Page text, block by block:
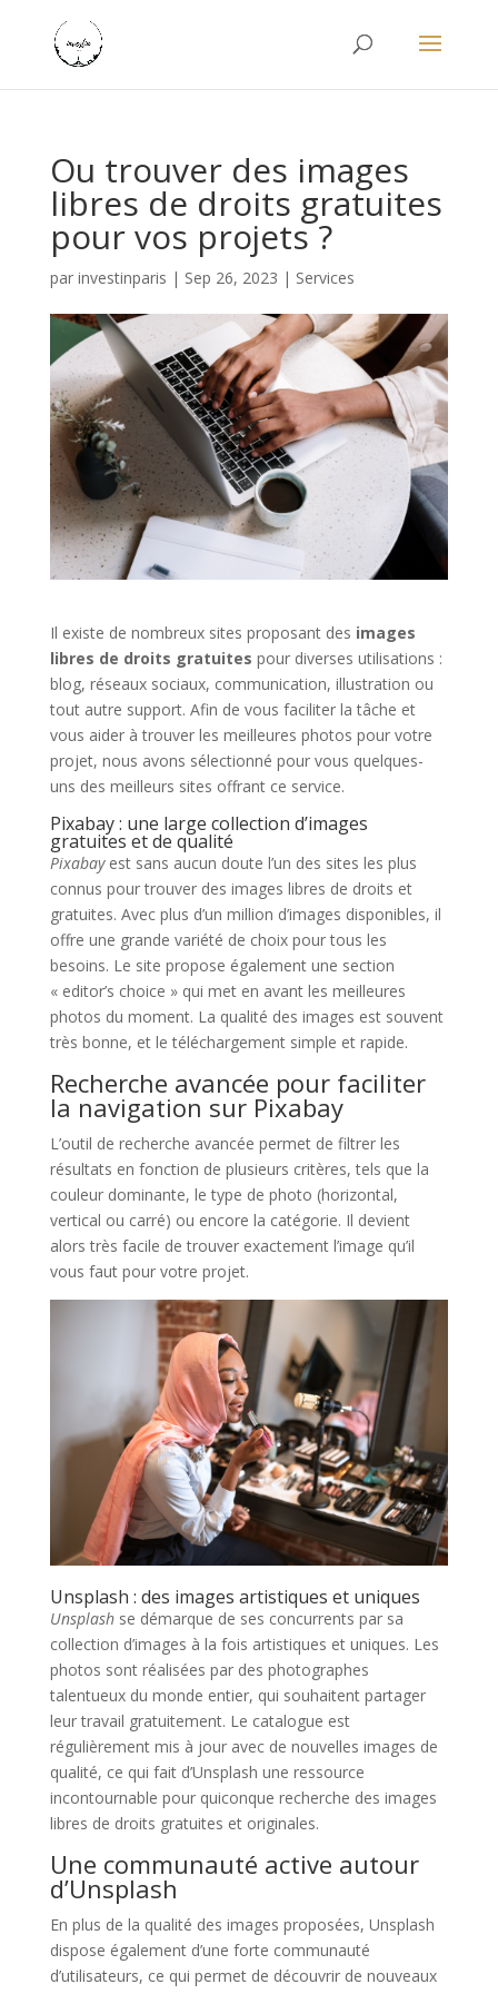
Ou trouver des images
libres de droits gratuites
pour vos projets ?
par investinparis | Sep 26, 2023 | Services
Il existe de nombreux sites proposant des images
libres de droits gratuites pour diverses utilisations :
blog, réseaux sociaux, communication, illustration ou
tout autre support. Afin de vous faciliter la tâche et
vous aider à trouver les meilleures photos pour votre
projet, nous avons sélectionné pour vous quelques-
uns des meilleurs sites offrant ce service.
Pixabay : une large collection d’images
gratuites et de qualité
Pixabayest sans aucun doute l’un des sites les plus
connus pour trouver des images libres de droits et
gratuites. Avec plus d’un million d’images disponibles, il
offre une grande variété de choix pour tous les
besoins. Le site propose également une section
« editor’s choice » qui met en avant les meilleures
photos du moment. La qualité des images est souvent
très bonne, et le téléchargement simple et rapide.
Recherche avancée pour faciliter
la navigation sur Pixabay
L’outil de recherche avancée permet de filtrer les
résultats en fonction de plusieurs critères, tels que la
couleur dominante, le type de photo (horizontal,
vertical ou carré) ou encore la catégorie. Il devient
alors très facile de trouver exactement l’image qu’il
vous faut pour votre projet.
Unsplash : des images artistiques et uniques
Unsplashse démarque de ses concurrents par sa
collection d’images à la fois artistiques et uniques. Les
photos sont réalisées par des photographes
talentueux du monde entier, qui souhaitent partager
leur travail gratuitement. Le catalogue est
régulièrement mis à jour avec de nouvelles images de
qualité, ce qui fait d’Unsplash une ressource
incontournable pour quiconque recherche des images
libres de droits gratuites et originales.
Une communauté active autour
d’Unsplash
En plus de la qualité des images proposées, Unsplash
dispose également d’une forte communauté
d’utilisateurs, ce qui permet de découvrir de nouveaux